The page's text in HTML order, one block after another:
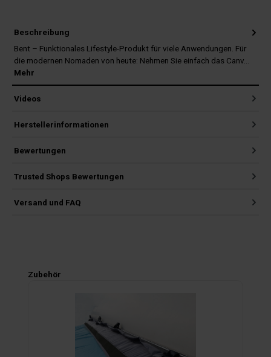
Beschreibung
Bent – Funktionales Lifestyle-Produkt für viele Anwendungen. Für
die modernen Nomaden von heute: Nehmen Sie einfach das Canv…
Mehr
Videos
Herstellerinformationen
Bewertungen
Trusted Shops Bewertungen
Versand und FAQ
Produktgalerie überspringen
Zubehör